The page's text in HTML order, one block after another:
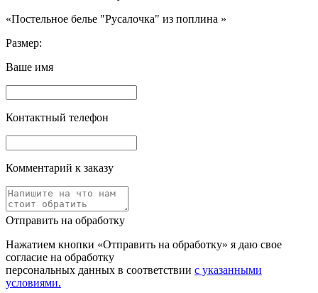
«Постельное белье "Русалочка" из поплина »
Размер:
Ваше имя
Контактный телефон
Комментарий к заказу
Отправить на обработку
Нажатием кнопки «Отправить на обработку» я даю свое
согласие на обработку
персональных данных в соответствии с указанными
условиями.